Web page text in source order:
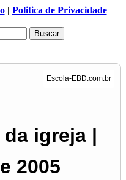
| Politica de Privacidade
Buscar
igreja |
2005